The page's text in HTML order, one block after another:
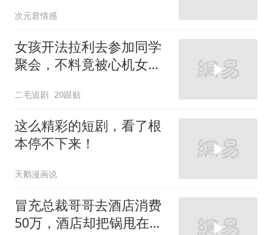
单
次元君情感
女孩开法拉利去参加同学
聚会，不料竟被心机女冒
二毛追剧 20跟贴
这么精彩的短剧，看了根
本停不下来！
天鹅漫画说
冒充总裁哥哥去酒店消费
50万，酒店却把锅甩在总